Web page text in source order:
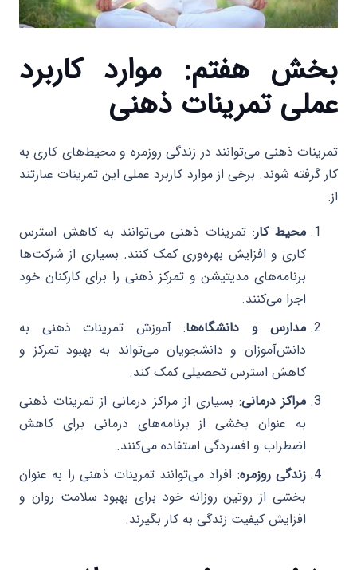
بخش هفتم: موارد کاربرد
عملی تمرینات ذهنی
تمرینات ذهنی می‌توانند در زندگی روزمره و محیط‌های کاری به
کار گرفته شوند. برخی از موارد کاربرد عملی این تمرینات عبارتند
از:
محیط کار: تمرینات ذهنی می‌توانند به کاهش استرس
کاری و افزایش بهره‌وری کمک کنند. بسیاری از شرکت‌ها
برنامه‌های مدیتیشن و تمرکز ذهنی را برای کارکنان خود
اجرا می‌کنند.
مدارس و دانشگاه‌ها: آموزش تمرینات ذهنی به
دانش‌آموزان و دانشجویان می‌تواند به بهبود تمرکز و
کاهش استرس تحصیلی کمک کند.
مراکز درمانی: بسیاری از مراکز درمانی از تمرینات ذهنی
به عنوان بخشی از برنامه‌های درمانی برای کاهش
اضطراب و افسردگی استفاده می‌کنند.
زندگی روزمره: افراد می‌توانند تمرینات ذهنی را به عنوان
بخشی از روتین روزانه خود برای بهبود سلامت روان و
افزایش کیفیت زندگی به کار بگیرند.